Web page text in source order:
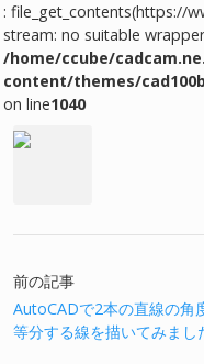
: file_get_contents(https://
stream: no suitable
/home/ccube/
content/themes/
on line1040
前の記事
AutoCADで2本の直線の角
等分する線を描いてみまし